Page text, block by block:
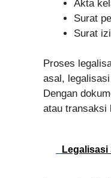
Akta
Surat
Surat
Proses
asal,
Dengan
atau transaksi
Legalisasi